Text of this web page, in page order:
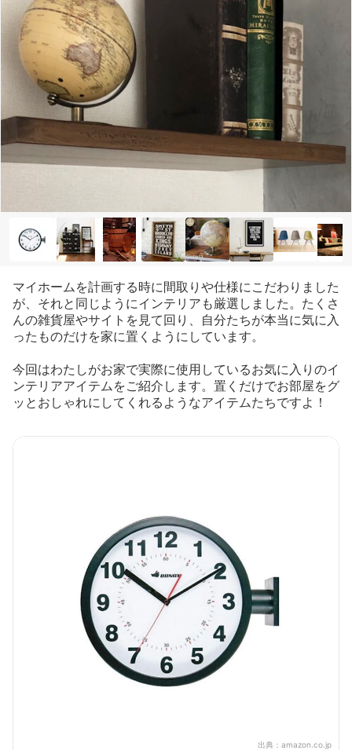
マイホームを計画する時に間取りや仕様にこだわりました
が、それと同じようにインテリアも厳選しました。たくさ
んの雑貨屋やサイトを見て回り、自分たちが本当に気に入
ったものだけを家に置くようにしています。
今回はわたしがお家で実際に使用しているお気に入りのイ
ンテリアアイテムをご紹介します。置くだけでお部屋をグ
ッとおしゃれにしてくれるようなアイテムたちですよ！
出典： amazon.co.jp